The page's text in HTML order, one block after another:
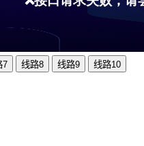
7 线路8 线路9 线路10